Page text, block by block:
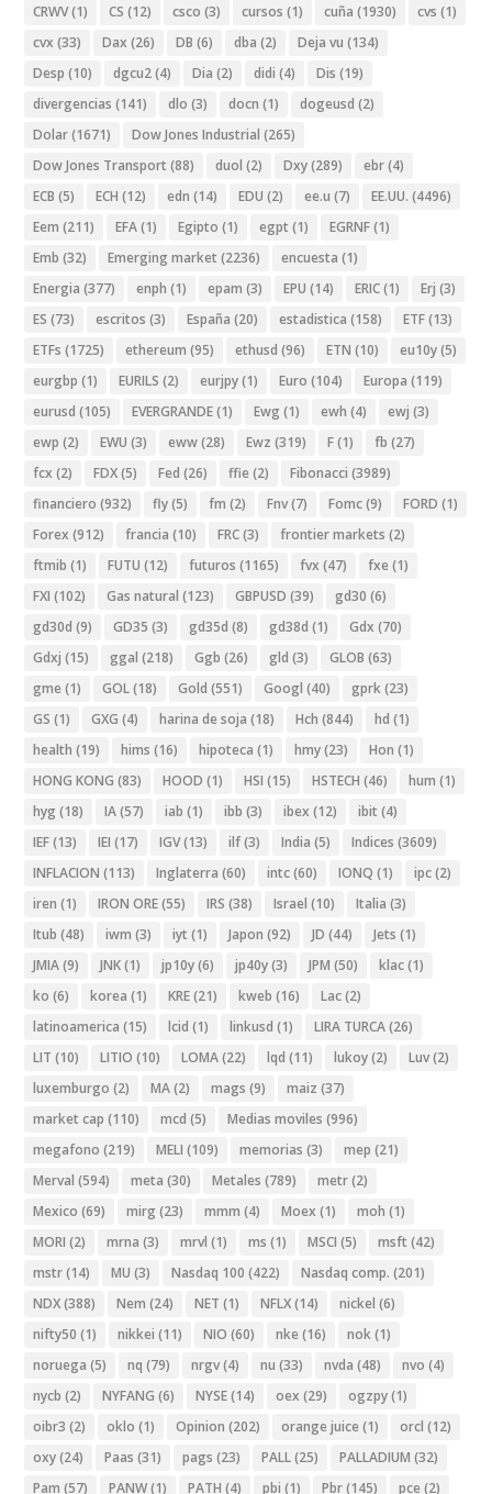
CRWV(1) CS (12) csco (3) cursos (1) cuña (1930) cvs (1)
cvx (33) Dax (26) DB (6) dba (2) Deja vu (134)
Desp (10) dgcu2(4) Dia (2) didi (4) Dis (19)
divergencias (141) dlo (3) docn (1) dogeusd (2)
Dolar(1671) Dow Jones Industrial (265)
Dow Jones Transport (88) duol (2) Dxy(289) ebr(4)
ECB (5) ECH (12) edn (14) EDU (2) ee.u (7) EE.UU. (4496)
Eem (211) EFA(1) Egipto (1) egpt (1) EGRNF(1)
Emb (32) Emerging market (2236) encuesta (1)
Energia (377) enph (1) epam (3) EPU (14) ERIC(1) Erj (3)
ES (73) escritos (3) España (20) estadistica (158) ETF(13)
ETFs (1725) ethereum (95) ethusd (96) ETN (10) eu10y(5)
eurgbp (1) EURILS (2) eurjpy(1) Euro (104) Europa (119)
eurusd (105) EVERGRANDE(1) Ewg (1) ewh (4) ewj (3)
ewp (2) EWU (3) eww(28) Ewz (319) F(1) fb (27)
fcx (2) FDX(5) Fed (26) ffie (2) Fibonacci (3989)
financiero (932) fly(5) fm (2) Fnv(7) Fomc(9) FORD (1)
Forex (912) francia (10) FRC(3) frontier markets (2)
ftmib (1) FUTU (12) futuros (1165) fvx (47) fxe (1)
FXI (102) Gas natural (123) GBPUSD (39) gd30 (6)
gd30d (9) GD35 (3) gd35d (8) gd38d (1) Gdx (70)
Gdxj (15) ggal (218) Ggb (26) gld (3) GLOB (63)
gme (1) GOL(18) Gold (551) Googl (40) gprk(23)
GS (1) GXG (4) harina de soja (18) Hch (844) hd (1)
health (19) hims (16) hipoteca (1) hmy(23) Hon (1)
HONG KONG (83) HOOD (1) HSI (15) HSTECH (46) hum (1)
hyg (18) IA(57) iab (1) ibb (3) ibex (12) ibit (4)
IEF(13) IEI (17) IGV(13) ilf(3) India (5) Indices (3609)
INFLACION (113) Inglaterra (60) intc(60) IONQ (1) ipc(2)
iren (1) IRON ORE(55) IRS (38) Israel (10) Italia (3)
Itub (48) iwm (3) iyt (1) Japon (92) JD (44) Jets (1)
JMIA(9) JNK(1) jp10y(6) jp40y(3) JPM (50) klac(1)
ko (6) korea (1) KRE(21) kweb (16) Lac(2)
latinoamerica (15) lcid (1) linkusd (1) LIRA TURCA(26)
LIT (10) LITIO (10) LOMA(22) lqd (11) lukoy(2) Luv(2)
luxemburgo (2) MA(2) mags (9) maiz (37)
market cap (110) mcd (5) Medias moviles (996)
megafono (219) MELI (109) memorias (3) mep (21)
Merval (594) meta (30) Metales (789) metr(2)
Mexico (69) mirg (23) mmm (4) Moex (1) moh (1)
MORI (2) mrna (3) mrvl (1) ms (1) MSCI (5) msft (42)
mstr(14) MU (3) Nasdaq 100 (422) Nasdaq comp. (201)
NDX(388) Nem (24) NET (1) NFLX(14) nickel (6)
nifty50 (1) nikkei (11) NIO (60) nke (16) nok(1)
noruega (5) nq (79) nrgv(4) nu (33) nvda (48) nvo (4)
nycb (2) NYFANG (6) NYSE(14) oex (29) ogzpy(1)
oibr3 (2) oklo (1) Opinion (202) orange juice (1) orcl (12)
oxy(24) Paas (31) pags (23) PALL(25) PALLADIUM (32)
Pam (57) PANW(1) PATH (4) pbi (1) Pbr(145) pce (2)